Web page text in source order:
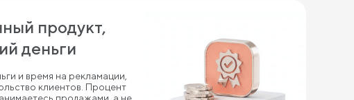
продукт,
деньги
и время на рекламации,
клиентов. Процент
продажами, а не